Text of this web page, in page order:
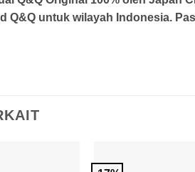
Q&Q untuk wilayah Indonesia.